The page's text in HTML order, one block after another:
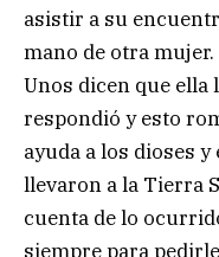
asistir a su
mano de otra mujer.
Unos dicen que ella
respondió y esto
ayuda a los dioses
llevaron a la Tierra
cuenta de lo
siempre para